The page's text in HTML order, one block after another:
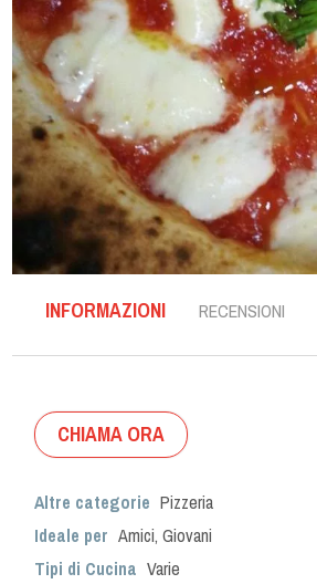
INFORMAZIONI RECENSIONI
CHIAMA ORA
Altre categorie Pizzeria
Ideale per Amici, Giovani
Tipi di Cucina Varie